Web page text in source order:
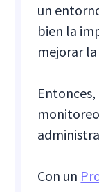
un
bien la
mejorar
Con un